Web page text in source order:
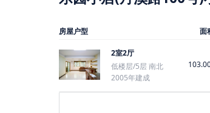
房屋户型 面
2室2厅
低楼层/5层 南北
2005年建成